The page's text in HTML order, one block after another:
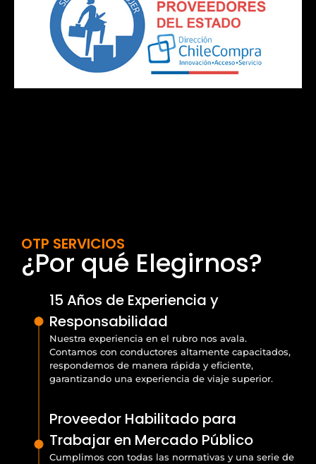
OTP SERVICIOS
¿Por qué Elegirnos?
15 Años de Experiencia y
Responsabilidad
Nuestra experiencia en el rubro nos avala.
Contamos con conductores altamente capacitados,
respondemos de manera rápida y eficiente,
garantizando una experiencia de viaje superior.
Proveedor Habilitado para
Trabajar en Mercado Público
Cumplimos con todas las normativas y una serie de